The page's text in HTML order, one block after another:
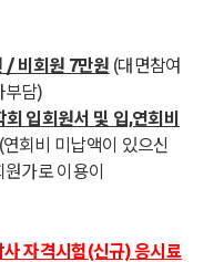
/ 비회원 7만원 (대면참여
부담)
입회원서 및 입,연회비
(연회비 미납액이 있으신
가로 이용이
자격시험(신규) 응시료